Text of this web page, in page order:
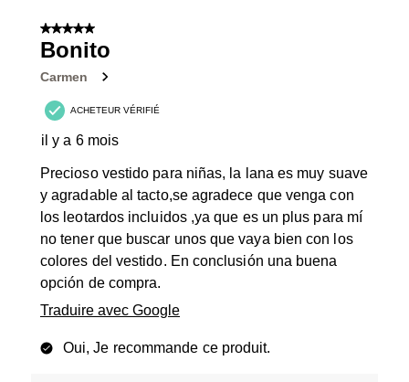
sur
avis.
5 sur 5 étoiles.
Bonito
Carmen
ACHETEUR VÉRIFIÉ
il y a 6 mois
Precioso vestido para niñas, la lana es muy suave
y agradable al tacto,se agradece que venga con
los leotardos incluidos ,ya que es un plus para mí
no tener que buscar unos que vaya bien con los
colores del vestido. En conclusión una buena
opción de compra.
Traduire avec Google
Oui, Je recommande ce produit.